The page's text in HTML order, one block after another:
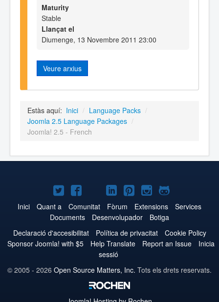
Maturity
Stable
Llançat el
Diumenge, 13 Novembre 2011 23:00
Veure arxius
Estàs aquí: Inici / Language Packs /
Joomla 2.5 Language Packages /
Joomla! 2.5 - French
Joomla!
a
Twitter
Joomla!
a
Facebook
Joomla!
a
YouTube
Joomla!
a
LinkedIn
Joomla!
a
Pinterest
Joomla!
a
Instagram
Joomla!
a
GitHub
Inici Quant a Comunitat Fòrum Extensions
Services
Documents
Desenvolupador
Botiga
Declaració d'accesibilitat
Política de privacitat
Cookie Policy
Sponsor Joomla! with $5
Help Translate Report an Issue
Inicia
sessió
© 2005 - 2026 Open Source Matters, Inc. Tots els drets reservats.